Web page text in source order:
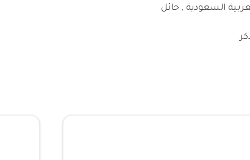
السعودية , حائل